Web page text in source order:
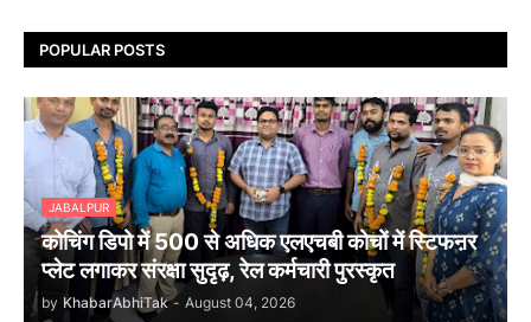
POPULAR POSTS
JABALPUR
कोचिंग डिपो में 500 से अधिक एलएचबी कोचों में स्टिफऩर
प्लेट लगाकर संरक्षा सुदृढ़, रेल कर्मचारी पुरस्कृत
by KhabarAbhiTak - August 04, 2026